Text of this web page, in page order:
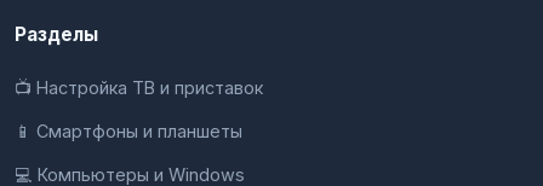
Разделы
📺 Настройка ТВ и приставок
📱 Смартфоны и планшеты
💻 Компьютеры и Windows